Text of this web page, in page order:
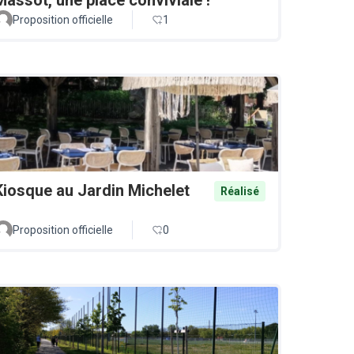
Proposition officielle 1
au Jardin Michelet Réalisé
Proposition officielle 0